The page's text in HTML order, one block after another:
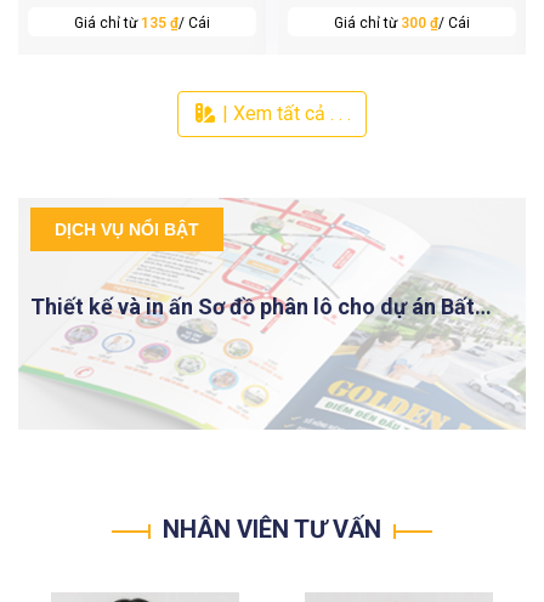
Giá chỉ từ 135 ₫/ Cái Giá chỉ từ 300 ₫/ Cái
| Xem tất cả . . .
DỊCH VỤ NỔI BẬT
Thiết kế và in ấn Sơ đồ phân lô cho dự án Bất
động sản
NHÂN VIÊN TƯ VẤN